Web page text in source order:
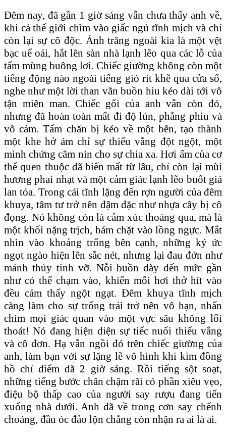
Đêm nay, đã gần 1 giờ sáng vẫn chưa thấy anh về,
khi cả thế giới chìm vào giấc ngủ tĩnh mịch và chỉ
còn lại sự cô độc. Ánh trăng ngoài kia là một vệt
bạc uể oải, hắt lên sàn nhà lạnh lẽo qua các lỗ của
tấm mùng buông lơi. Chiếc giường không còn một
tiếng động nào ngoài tiếng gió rít khẽ qua cửa sổ,
nghe như một lời than vãn buồn hiu kéo dài tới vô
tận miên man. Chiếc gối của anh vẫn còn đó,
nhưng đã hoàn toàn mất đi độ lún, phẳng phiu và
vô cảm. Tấm chăn bị kéo về một bên, tạo thành
một khe hở ám chỉ sự thiếu vắng đột ngột, một
minh chứng câm nín cho sự chia xa. Hơi ấm của cơ
thể quen thuộc đã biến mất từ lâu, chỉ còn lại mùi
hương phai nhạt và một cảm giác lạnh lẽo buốt giá
lan tỏa. Trong cái tĩnh lặng đến rợn người của đêm
khuya, tâm tư trở nên đậm đặc như nhựa cây bị cô
đọng. Nó không còn là cảm xúc thoáng qua, mà là
một khối nặng trịch, bám chặt vào lồng ngực. Mắt
nhìn vào khoảng trống bên cạnh, những ký ức
ngọt ngào hiện lên sắc nét, nhưng lại đau đớn như
mảnh thủy tinh vỡ. Nỗi buồn dày đến mức gần
như có thể chạm vào, khiến mỗi hơi thở hít vào
đều cảm thấy ngột ngạt. Đêm khuya tĩnh mịch
càng làm cho sự trống trải trở nên vô hạn, nhấn
chìm mọi giác quan vào một vực sâu không lối
thoát! Nó đang hiện diện sự tiếc nuối thiếu vắng
và cô đơn. Hạ vẫn ngồi đó trên chiếc giường của
anh, làm bạn với sự lặng lẽ vô hình khi kim đồng
hồ chỉ điểm đã 2 giờ sáng. Rồi tiếng sột soạt,
những tiếng bước chân chậm rãi có phần xiêu vẹo,
điệu bộ thấp cao của người say rượu đang tiến
xuống nhà dưới. Anh đã về trong cơn say chếnh
choáng, đầu óc đảo lộn chẳng còn nhận ra ai là ai.